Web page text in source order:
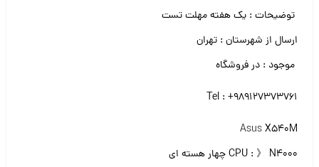
توضیحات : یک هفته مهلت تست
ارسال از شهرستان : تهران
موجود : در فروشگاه
Tel : +989127373761
AsusX540M
CPU : 》 N4000 چهار هسته ای